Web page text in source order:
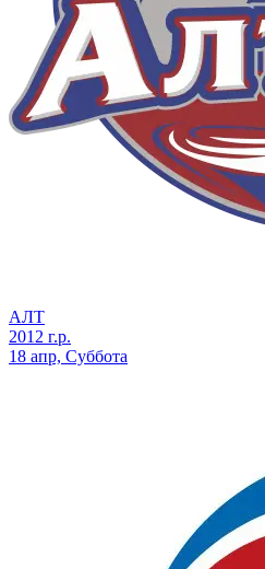
АЛТ
2012 г.р.
18 апр, Суббота